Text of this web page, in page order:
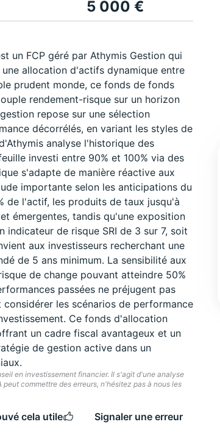
5 000 €
un FCP géré par Athymis Gestion qui
allocation d'actifs dynamique entre
prudent monde, ce fonds de fonds
rendement-risque sur un horizon
repose sur une sélection
décorrélés, en variant les styles de
analyse l'historique des
investi entre 90% et 100% via des
s'adapte de manière réactive aux
importante selon les anticipations du
de l'actif, les produits de taux jusqu'à
émergentes, tandis qu'une exposition
indicateur de risque SRI de 3 sur 7, soit
aux investisseurs recherchant une
de 5 ans minimum. La sensibilité aux
de change pouvant atteindre 50%
passées ne préjugent pas
les scénarios de performance
Ce fonds d'allocation
un cadre fiscal avantageux et un
de gestion active dans un
en investissement financier. Il s'agit d'une analyse
commettre des erreurs, n'hésitez pas à nous les
cela utile Signaler une erreur